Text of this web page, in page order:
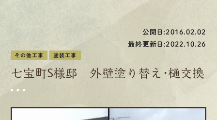
採用情報
公開日:2016.02.02
最終更新日:2022.10.26
その他工事 塗装工事
七宝町S様邸 外壁塗り替え・樋交換